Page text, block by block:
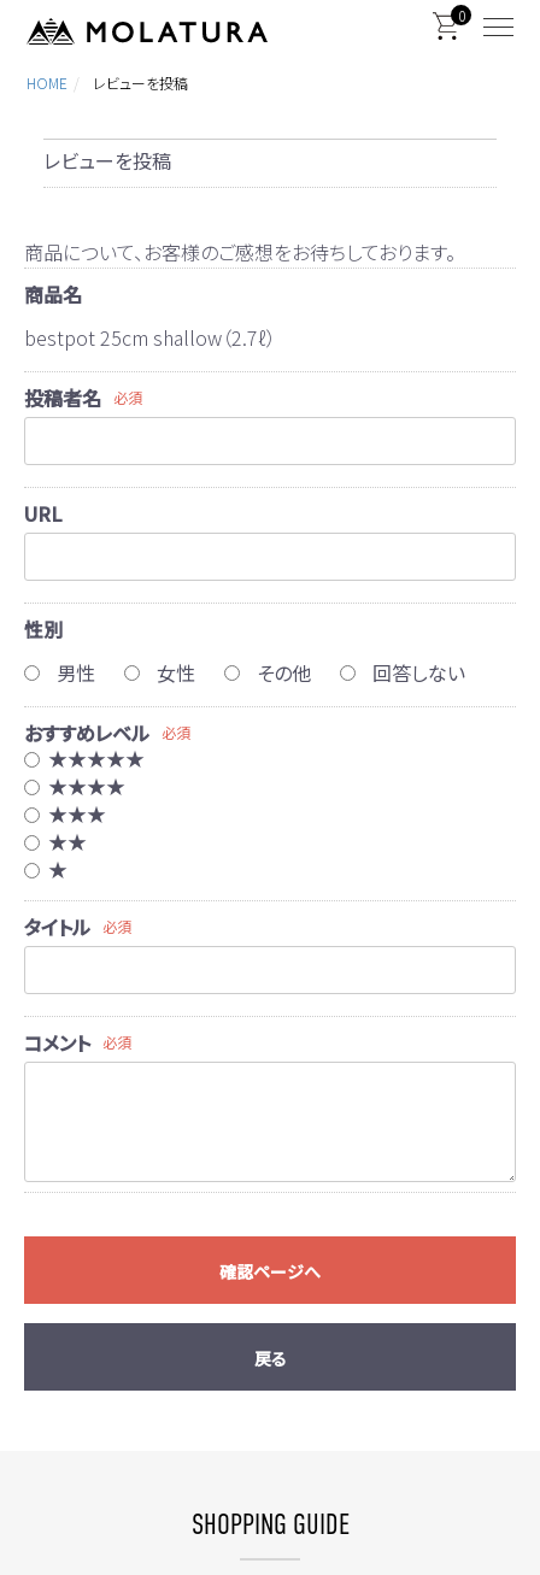
0
HOME レビューを投稿
レビューを投稿
商品について、お客様のご感想をお待ちしております。
商品名
bestpot 25cm shallow（2.7ℓ）
投稿者名 必須
URL
性別
男性
女性 その他 回答しない
おすすめレベル 必須
★★★★★
★★★★
★★★
★★
★
タイトル
必須
コメント 必須
確認ページへ
戻る
SHOPPING GUIDE